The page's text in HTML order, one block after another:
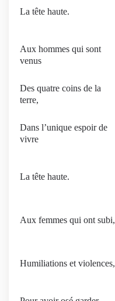
La tête haute.
Aux hommes qui sont
venus
Des quatre coins de la
terre,
Dans l’unique espoir de
vivre
La tête haute.
Aux femmes qui ont subi,
Humiliations et violences,